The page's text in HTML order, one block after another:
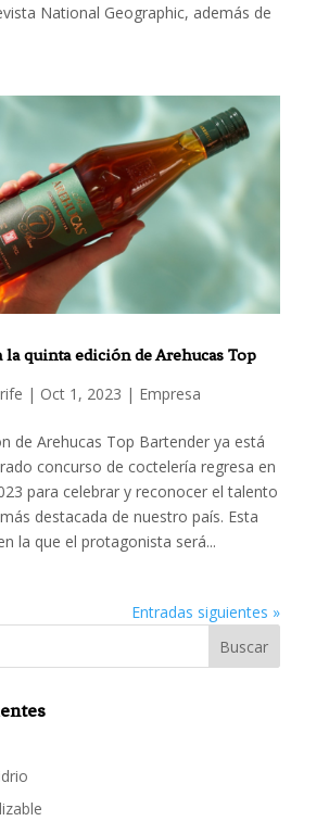
National Geographic, además de
la quinta edición de Arehucas Top
| Oct 1, 2023 | Empresa
de Arehucas Top Bartender ya está
concurso de coctelería regresa en
para celebrar y reconocer el talento
destacada de nuestro país. Esta
la que el protagonista será...
Entradas siguientes »